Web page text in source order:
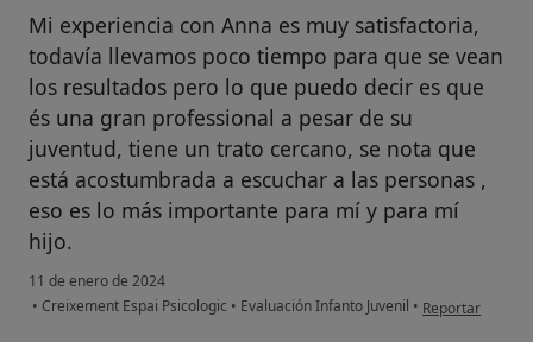
Mi experiencia con Anna es muy satisfactoria,
todavía llevamos poco tiempo para que se vean
los resultados pero lo que puedo decir es que
és una gran professional a pesar de su
juventud, tiene un trato cercano, se nota que
está acostumbrada a escuchar a las personas ,
eso es lo más importante para mí y para mí
hijo.
11 de enero de 2024
• Creixement Espai Psicologic • Evaluación Infanto Juvenil • en opinión del
Reportar
Continuar